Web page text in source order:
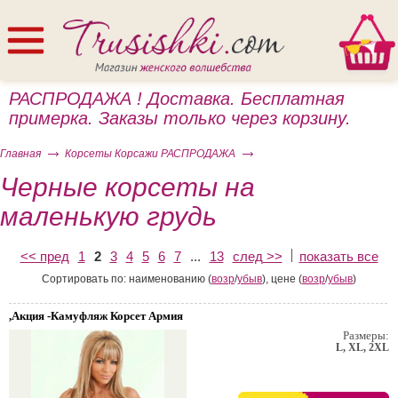
РАСПРОДАЖА ! Доставка. Бесплатная
примерка. Заказы только через корзину.
Главная Корсеты Корсажи РАСПРОДАЖА
Черные корсеты на
маленькую грудь
<< пред 1 2 3 4 5 6 7 ... 13 след >> показать все
Сортировать по: наименованию (возр/убыв), цене (возр/убыв)
,Акция -Камуфляж Корсет Армия
Размеры:
L, XL, 2XL